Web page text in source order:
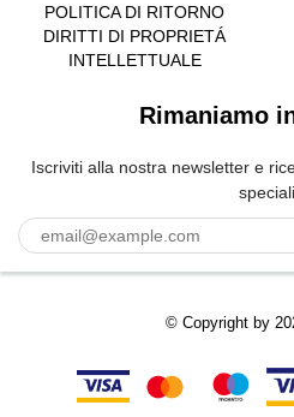
POLITICA DI RITORNO
DIRITTI DI PROPRIETÁ
INTELLETTUALE
Rimaniamo
Iscriviti alla nostra newsletter e
speciali.
© Copyright by